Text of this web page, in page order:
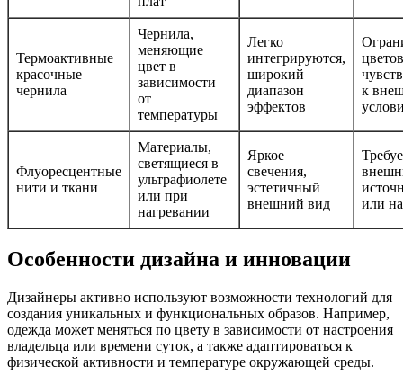
Термоактивные
красочные
чернила
Чернила,
меняющие
цвет в
зависимости
от
температуры
Легко
интегрируются,
широкий
диапазон
эффектов
к
Флуоресцентные
нити и ткани
Материалы,
светящиеся в
ультрафиолете
или при
нагревании
Яркое
свечения,
эстетичный
внешний вид
или
Особенности дизайна и инновации
Дизайнеры активно используют возможности технологий для
создания уникальных и функциональных образов. Например,
одежда может меняться по цвету в зависимости от настроения
владельца или времени суток, а также адаптироваться к
физической активности и температуре окружающей среды.